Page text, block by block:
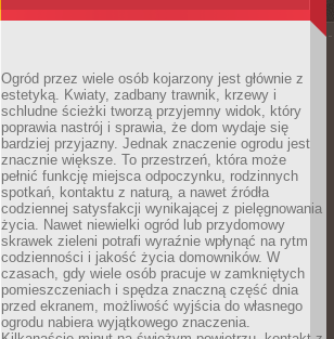
Ogród przez wiele osób kojarzony jest głównie z
estetyką. Kwiaty, zadbany trawnik, krzewy i
schludne ścieżki tworzą przyjemny widok, który
poprawia nastrój i sprawia, że dom wydaje się
bardziej przyjazny. Jednak znaczenie ogrodu jest
znacznie większe. To przestrzeń, która może
pełnić funkcję miejsca odpoczynku, rodzinnych
spotkań, kontaktu z naturą, a nawet źródła
codziennej satysfakcji wynikającej z pielęgnowania
życia. Nawet niewielki ogród lub przydomowy
skrawek zieleni potrafi wyraźnie wpłynąć na rytm
codzienności i jakość życia domowników. W
czasach, gdy wiele osób pracuje w zamkniętych
pomieszczeniach i spędza znaczną część dnia
przed ekranem, możliwość wyjścia do własnego
ogrodu nabiera wyjątkowego znaczenia.